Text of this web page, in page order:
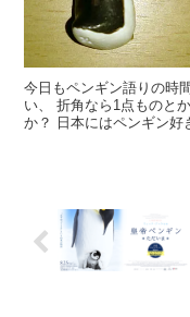
今日もペンギン語りの時
い、 折角なら1点ものと
か？ 日本にはペンギン好